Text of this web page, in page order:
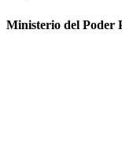
Ministerio del Poder